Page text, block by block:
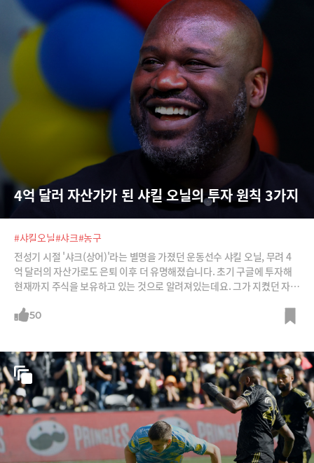
있다는 사실이 놀랍다”고 말하기도 했다.최근에는 레오나르도 디카프리
오, 엠마 왓슨, 셀레나 고메즈 등 할리우드 배우와 마이클 펠프스, 톰 브래
디, 세레나 윌리엄스,
4억 달러 자산가가 된 샤킬 오닐의 투자 원칙 3가지
#샤킬오닐#샤크#농구
전성기 시절 '샤크(상어)'라는 별명을 가졌던 운동선수 샤킬 오닐, 무려 4
억 달러의 자산가로도 은퇴 이후 더 유명해졌습니다. 초기 구글에 투자해
현재까지 주식을 보유하고 있는 것으로 알려져있는데요. 그가 지켰던 자신
람의 삶을 변화시키는 회사에 투자하기 ③늘 배우는 자세로, 같은 실수는
50